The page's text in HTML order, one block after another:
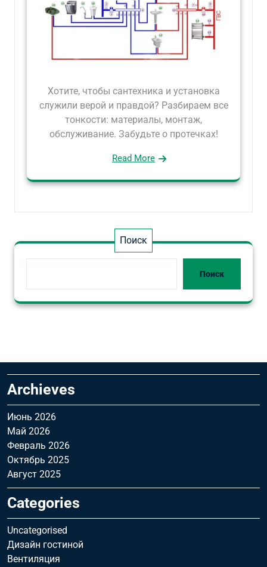
Хотите, чтобы сантехника и установка
служили верой и правдой? Разбираем все
тонкости: материалы, монтаж,
обслуживание. Забудьте о протечках!
Read More
Поиск
Поиск
Archieves
Июнь 2026
Май 2026
Февраль 2026
Октябрь 2025
Август 2025
Categories
Uncategorised
Дизайн гостиной
Вентиляция